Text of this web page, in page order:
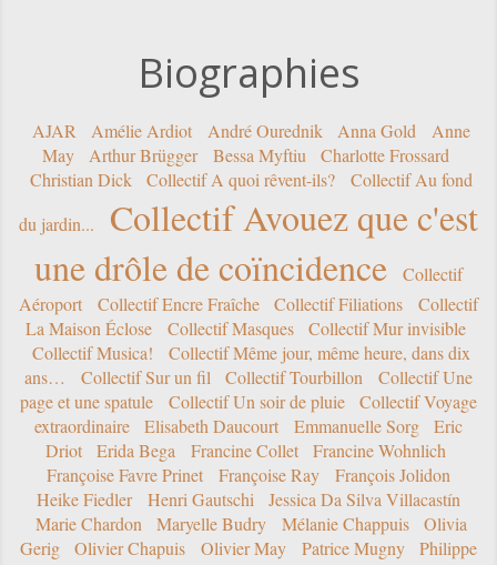
Biographies
AJAR Amélie Ardiot André Ourednik Anna Gold
Anne
May
Arthur Brügger Bessa Myftiu
Charlotte Frossard
Christian Dick
Collectif A quoi rêvent-ils?
Collectif Au fond
du jardin...
Collectif Avouez que c'est
une drôle de coïncidence
Collectif
Aéroport
Collectif Encre Fraîche Collectif Filiations
Collectif
La Maison Éclose
Collectif Masques
Collectif Mur invisible
Collectif Musica!
Collectif Même jour, même heure, dans dix
ans…
Collectif Sur un fil Collectif Tourbillon
Collectif Une
page et une spatule
Collectif Un soir de pluie
Collectif Voyage
extraordinaire
Elisabeth Daucourt Emmanuelle Sorg
Eric
Driot
Erida Bega Francine Collet
Francine Wohnlich
Françoise Favre Prinet
Françoise Ray
François Jolidon
Heike Fiedler
Henri Gautschi
Jessica Da Silva Villacastín
Marie Chardon
Maryelle Budry Mélanie Chappuis
Olivia
Gerig
Olivier Chapuis Olivier May Patrice Mugny
Philippe